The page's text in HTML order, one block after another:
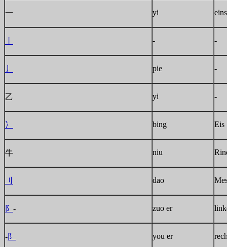
一 yi eins
- -
丿 pie -
乙 yi -
冫 bing Eis
牛 niu
刂 dao
阝 - zuo er
-阝 you er